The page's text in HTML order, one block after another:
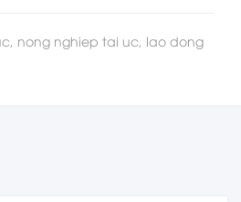
nong nghiep tai uc, lao dong